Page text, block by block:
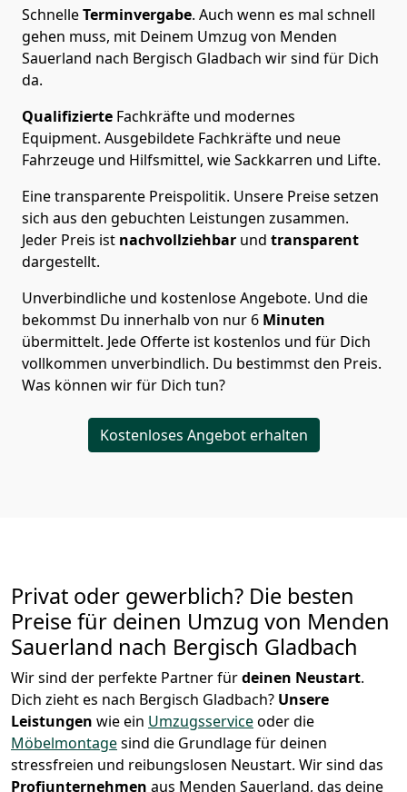
SchnelleTerminvergabe. Auch wenn es mal schnell
gehen muss, mit Deinem Umzug von Menden
Sauerland nach Bergisch Gladbach wir sind für Dich
da.
Qualifizierte Fachkräfte und modernes
Equipment. Ausgebildete Fachkräfte und neue
Fahrzeuge und Hilfsmittel, wie Sackkarren und Lifte.
Eine transparente Preispolitik. Unsere Preise setzen
sich aus den gebuchten Leistungen zusammen.
Jeder Preis ist nachvollziehbar und transparent
dargestellt.
Unverbindliche und kostenlose Angebote. Und die
bekommst Du innerhalb von nur 6 Minuten
übermittelt. Jede Offerte ist kostenlos und für Dich
vollkommen unverbindlich. Du bestimmst den Preis.
Was können wir für Dich tun?
Kostenloses Angebot erhalten
Privat oder gewerblich? Die besten
Preise für deinen Umzug von Menden
Sauerland nach Bergisch Gladbach
Wir sind der perfekte Partner fürdeinen Neustart.
Dich zieht es nach Bergisch Gladbach? Unsere
Leistungen wie ein Umzugsserviceoder die
Möbelmontagesind die Grundlage für deinen
stressfreien und reibungslosen Neustart. Wir sind das
Profiunternehmen aus Menden Sauerland, das deine